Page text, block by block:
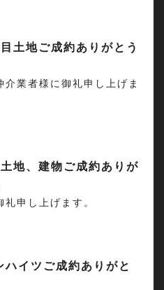
土地ご成約ありがとう
介業者様に御礼申し上げま
地、建物ご成約ありが
申し上げます。
ハイツご成約ありがと